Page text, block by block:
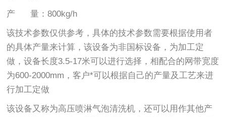
产 量：800kg/h
该技术参数仅供参考，具体的技术参数需要根据使用者
的具体产量来计算，该设备为非国标设备，为加工定
做，设备长度3.5-17米可以进行选择，相配合的网带宽度
为600-2000mm，客户*可以根据自己的产量及工艺来进
行加工定做
该设备又称为高压喷淋气泡清洗机，还可以用作其他产